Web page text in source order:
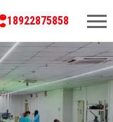
18922875858